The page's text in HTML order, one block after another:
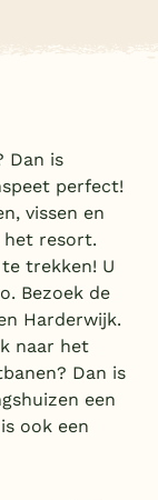
Dan is
perfect!
vissen en
het resort.
trekken! U
Bezoek de
Harderwijk.
naar het
Dan is
een
ook een